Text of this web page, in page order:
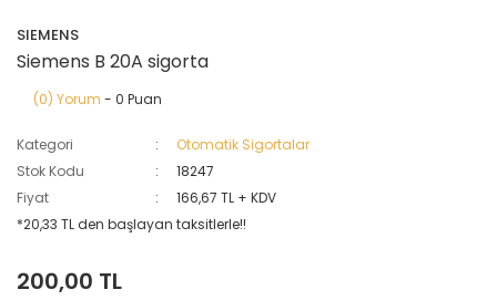
SIEMENS
Siemens B 20A sigorta
(0) Yorum - 0 Puan
Kategori
Otomatik Sigortalar
Stok Kodu
18247
Fiyat
166,67 TL + KDV
*20,33 TL den başlayan taksitlerle!!
200,00 TL